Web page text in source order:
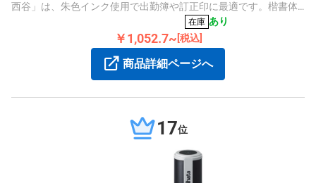
西谷」は、朱色インク使用で出勤簿や訂正印に最適です。楷書体
の既製品で、補充インクも専用を使用します。
在庫 あり
￥1,052.7~ [税込]
商品詳細ページへ
17位